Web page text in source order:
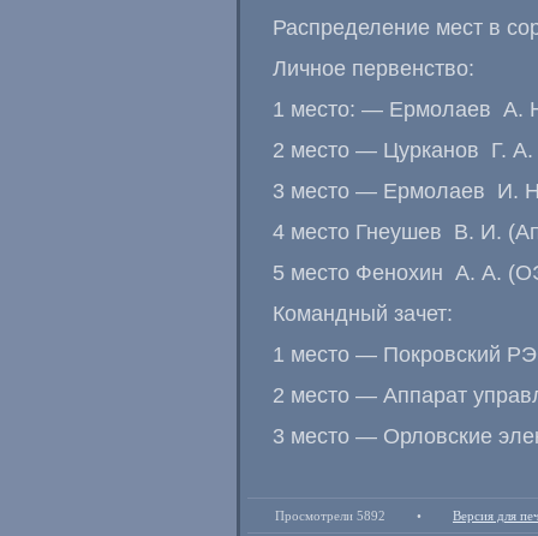
Распределение мест в
Личное первенство:
1 место: — Ермолаев А.
2 место — Цурканов Г.
3 место — Ермолаев И.
4 место Гнеушев В. И.
5 место Фенохин А. А.
Командный зачет:
1 место — Покровский
2 место — Аппарат
3 место — Орловские
Просмотрели 5892 • Версия для